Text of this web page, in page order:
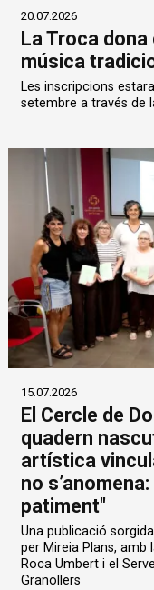
20.07.2026
La Troca
música
Les inscripcions
setembre a través de
15.07.2026
El Cercle de
quadern
artística
no
patiment"
Una publicació
per Mireia Plans, amb
Roca Umbert i el
Granollers